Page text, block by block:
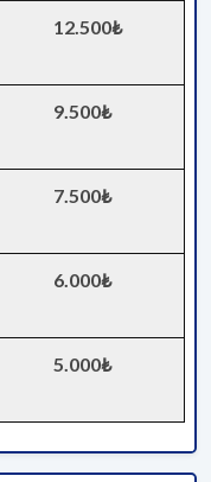
12.500₺
9.500₺
7.500₺
6.000₺
5.000₺